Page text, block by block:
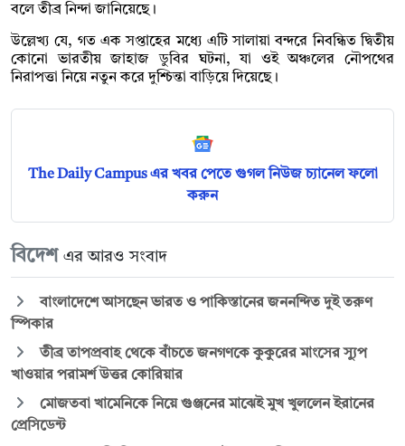
বলে তীব্র নিন্দা জানিয়েছে।
উল্লেখ্য যে, গত এক সপ্তাহের মধ্যে এটি সালায়া বন্দরে নিবন্ধিত দ্বিতীয়
কোনো ভারতীয় জাহাজ ডুবির ঘটনা, যা ওই অঞ্চলের নৌপথের
নিরাপত্তা নিয়ে নতুন করে দুশ্চিন্তা বাড়িয়ে দিয়েছে।
The Daily Campus এর খবর পেতে গুগল নিউজ চ্যানেল ফলো
করুন
বিদেশ এর আরও সংবাদ
বাংলাদেশে আসছেন ভারত ও পাকিস্তানের জননন্দিত দুই তরুণ
স্পিকার
তীব্র তাপপ্রবাহ থেকে বাঁচতে জনগণকে কুকুরের মাংসের স্যুপ
খাওয়ার পরামর্শ উত্তর কোরিয়ার
মোজতবা খামেনিকে নিয়ে গুঞ্জনের মাঝেই মুখ খুললেন ইরানের
প্রেসিডেন্ট